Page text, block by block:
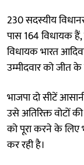
230 सदस्यीय
पास 164 विधायक
विधायक भारत
उम्मीदवार को जीत
भाजपा दो सीटें
उसे अतिरिक्त वोटों
को पूरा करने के
कर रही है।